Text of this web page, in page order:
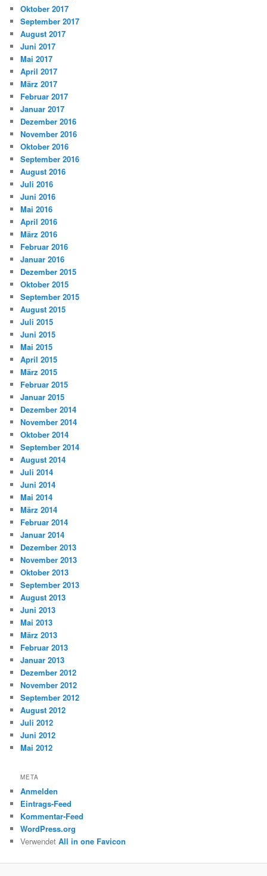
Oktober 2017
September 2017
August 2017
Juni 2017
Mai 2017
April 2017
März 2017
Februar 2017
Januar 2017
Dezember 2016
November 2016
Oktober 2016
September 2016
August 2016
Juli 2016
Juni 2016
Mai 2016
April 2016
März 2016
Februar 2016
Januar 2016
Dezember 2015
Oktober 2015
September 2015
August 2015
Juli 2015
Juni 2015
Mai 2015
April 2015
März 2015
Februar 2015
Januar 2015
Dezember 2014
November 2014
Oktober 2014
September 2014
August 2014
Juli 2014
Juni 2014
Mai 2014
März 2014
Februar 2014
Januar 2014
Dezember 2013
November 2013
Oktober 2013
September 2013
August 2013
Juni 2013
Mai 2013
März 2013
Februar 2013
Januar 2013
Dezember 2012
November 2012
September 2012
August 2012
Juli 2012
Juni 2012
Mai 2012
META
Anmelden
Eintrags-Feed
Kommentar-Feed
WordPress.org
VerwendetAll in one Favicon